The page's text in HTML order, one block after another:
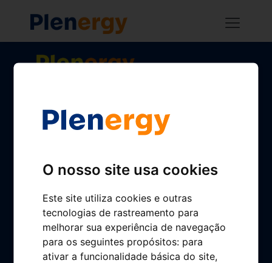
O nosso site usa cookies
Este site utiliza cookies e outras
tecnologias de rastreamento para
melhorar sua experiência de navegação
para os seguintes propósitos: para
ativar a funcionalidade básica do site,
Our gas stations
Manage your gas station
Plenergy in figures
Plenergy Culture
Sustainability